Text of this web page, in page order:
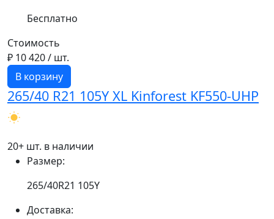
Бесплатно
Стоимость
₽ 10 420/ шт.
В корзину
265/40 R21 105Y XL Kinforest KF550-UHP
20+ шт. в наличии
Размер:
265/40R21 105Y
Доставка: